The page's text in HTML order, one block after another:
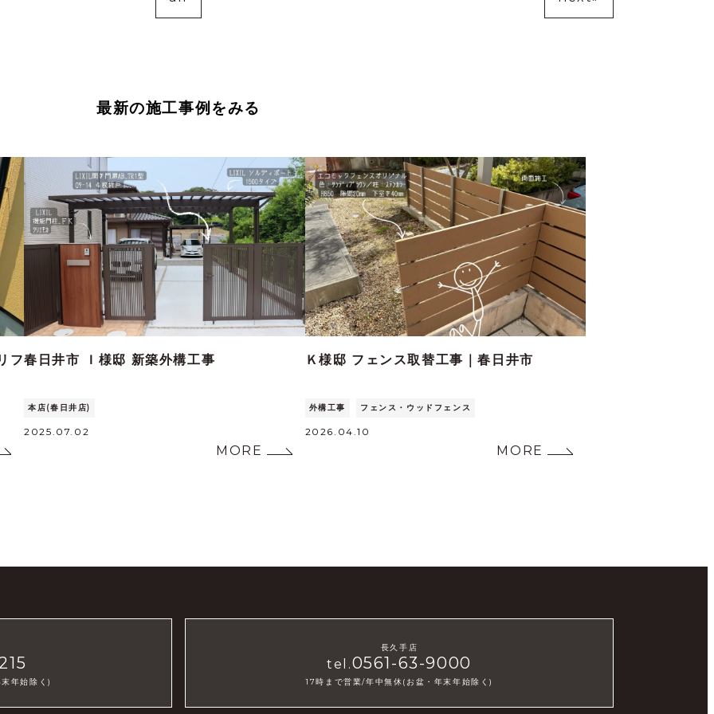
最新の施工事例をみる
フ春日井市 Ｉ様邸 新築外構工事
本店(春日井店)
2025.07.02
MORE
NEW
Ｋ様邸 フェンス取替工事｜春日井市
外構工事 フェンス・ウッドフェンス
2026.04.10
MORE
年始除く)
長久手店
tel.0561-63-9000
17時まで営業/年中無休(お盆・年末年始除く)